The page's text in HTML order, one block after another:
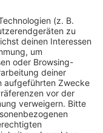
aufbauen:
mit
dafür
und
und